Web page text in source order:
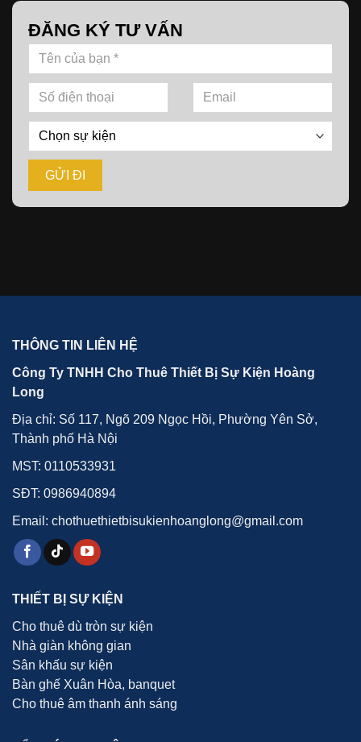
ĐĂNG KÝ TƯ VẤN
THÔNG TIN LIÊN HỆ
Công Ty TNHH Cho Thuê Thiết Bị Sự Kiện Hoàng
Long
Địa chỉ: Số 117, Ngõ 209 Ngọc Hồi, Phường Yên Sở,
Thành phố Hà Nội
MST: 0110533931
SĐT: 0986940894
Email: chothuethietbisukienhoanglong@gmail.com
THIẾT BỊ SỰ KIỆN
Cho thuê dù tròn sự kiện
Nhà giàn không gian
Sân khấu sự kiện
Bàn ghế Xuân Hòa, banquet
Cho thuê âm thanh ánh sáng